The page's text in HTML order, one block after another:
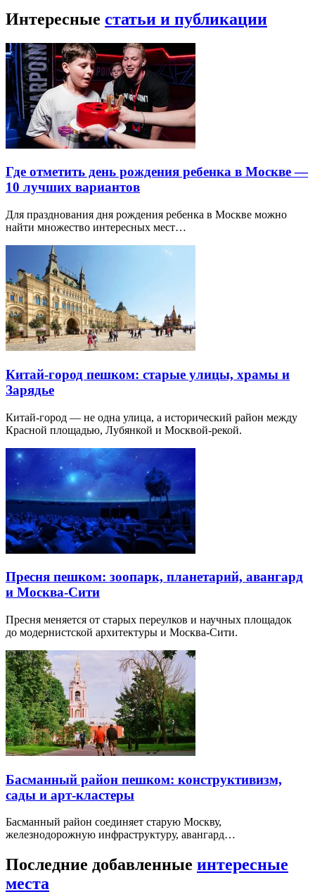
Интересные статьи и публикации
Где отметить день рождения ребенка в Москве —
10 лучших вариантов
Для празднования дня рождения ребенка в Москве можно
найти множество интересных мест…
Китай-город пешком: старые улицы, храмы и
Зарядье
Китай-город — не одна улица, а исторический район между
Красной площадью, Лубянкой и Москвой-рекой.
Пресня пешком: зоопарк, планетарий, авангард
и Москва-Сити
Пресня меняется от старых переулков и научных площадок
до модернистской архитектуры и Москва-Сити.
Басманный район пешком: конструктивизм,
сады и арт-кластеры
Басманный район соединяет старую Москву,
железнодорожную инфраструктуру, авангард…
Последние добавленные интересные
места